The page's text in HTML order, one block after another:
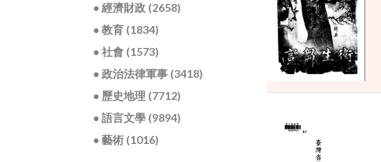
● 經濟財政 (2658)
● 教育 (1834)
● 社會 (1573)
● 政治法律軍事 (3418)
● 歷史地理 (7712)
● 語言文學 (9894)
● 藝術 (1016)